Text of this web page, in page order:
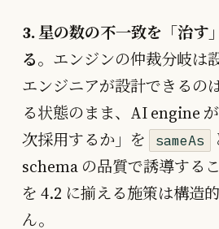
3. 星の数の不一致を「治す
る。エンジンの仲裁分岐は
エンジニアが設計できるの
る状態のまま、AI engine
次採用するか」を
sameAs
schema の品質で誘導する
を 4.2 に揃える施策は構造
ん。